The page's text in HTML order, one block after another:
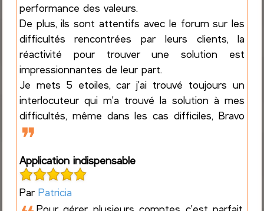
performance des valeurs.
De plus, ils sont attentifs avec le forum sur les
difficultés rencontrées par leurs clients, la
réactivité pour trouver une solution est
impressionnantes de leur part.
Je mets 5 etoiles, car j'ai trouvé toujours un
interlocuteur qui m'a trouvé la solution à mes
difficultés, même dans les cas difficiles, Bravo
❞
Application indispensable
Par Patricia